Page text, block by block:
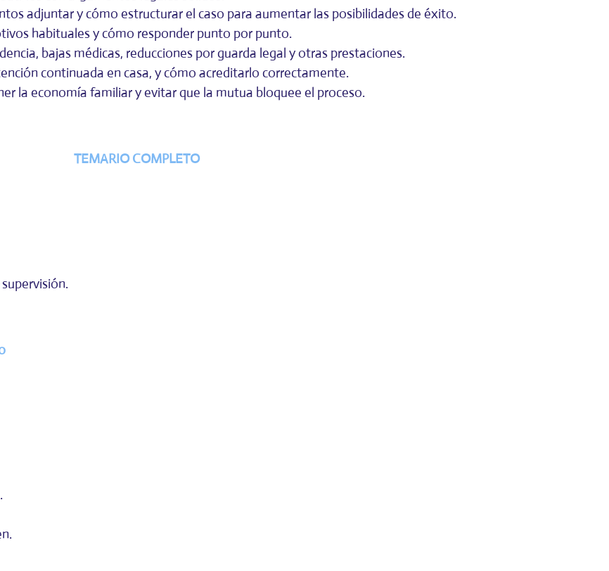
adjuntar y cómo estructurar el caso para aumentar las posibilidades de éxito.
habituales y cómo responder punto por punto.
bajas médicas, reducciones por guarda legal y otras prestaciones.
continuada en casa, y cómo acreditarlo correctamente.
la economía familiar y evitar que la mutua bloquee el proceso.
TEMARIO COMPLETO